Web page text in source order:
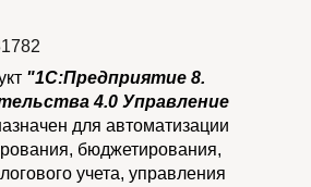
"1С:Предприятие 8.
4.0 Управление
для автоматизации
бюджетирования,
учета, управления